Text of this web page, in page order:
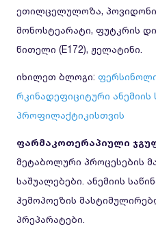
ეთილცელულოზა,
მონოსტეარატი, ფუტკრის
წითელი (E172), ჟელატინი.
იხილეთ ბლოგი:
რკინადეფიციტური
პროფილაქტიკისთვის
ფარმაკოთერაპიული
მეტაბოლური პროცესების
საშუალებები. ანემიის
ჰემოპოეზის
პრეპარატები.